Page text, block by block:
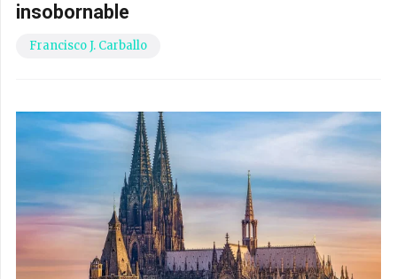
insobornable
Francisco J. Carballo